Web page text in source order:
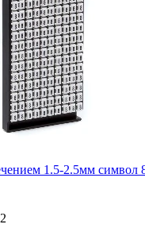
1.5-2.5мм символ